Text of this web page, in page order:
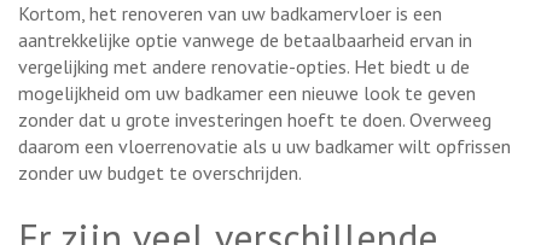
Kortom, het renoveren van uw badkamervloer is een
aantrekkelijke optie vanwege de betaalbaarheid ervan in
vergelijking met andere renovatie-opties. Het biedt u de
mogelijkheid om uw badkamer een nieuwe look te geven
zonder dat u grote investeringen hoeft te doen. Overweeg
daarom een vloerrenovatie als u uw badkamer wilt opfrissen
zonder uw budget te overschrijden.